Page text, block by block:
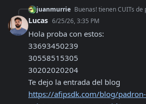
juanmurrie Buenas! tienen CUITs de
Lucas 6/25/26, 3:35 PM
Hola proba con estos:
33693450239
30558515305
30202020204
https://afipsdk.com/blog/